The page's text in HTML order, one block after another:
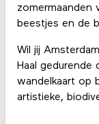
zomermaanden
beestjes en de
Wil jij
Haal gedurende
wandelkaart op
artistieke,